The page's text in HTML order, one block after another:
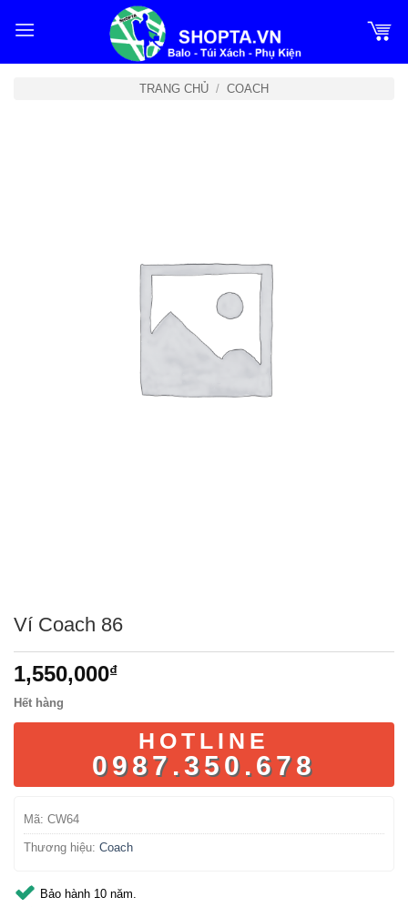
qua
TRANG CHỦ / COACH
Ví Coach 86
1,550,000₫
Hết hàng
HOTLINE
0987.350.678
Mã: CW64
Thương hiệu: Coach
Bảo hành 10 năm.